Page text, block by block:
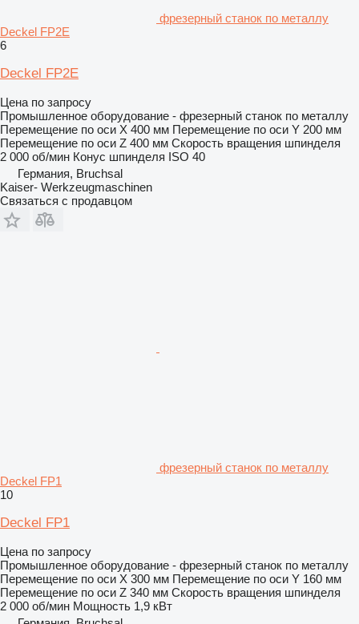
фрезерный станок по металлу
Deckel FP2E
6
Deckel FP2E
Цена по запросу
Промышленное оборудование - фрезерный станок по металлу
Перемещение по оси X 400 мм Перемещение по оси Y 200 мм
Перемещение по оси Z 400 мм Скорость вращения шпинделя
2 000 об/мин Конус шпинделя ISO 40
Германия, Bruchsal
Kaiser- Werkzeugmaschinen
Связаться с продавцом
фрезерный станок по металлу
Deckel FP1
10
Deckel FP1
Цена по запросу
Промышленное оборудование - фрезерный станок по металлу
Перемещение по оси X 300 мм Перемещение по оси Y 160 мм
Перемещение по оси Z 340 мм Скорость вращения шпинделя
2 000 об/мин Мощность 1,9 кВт